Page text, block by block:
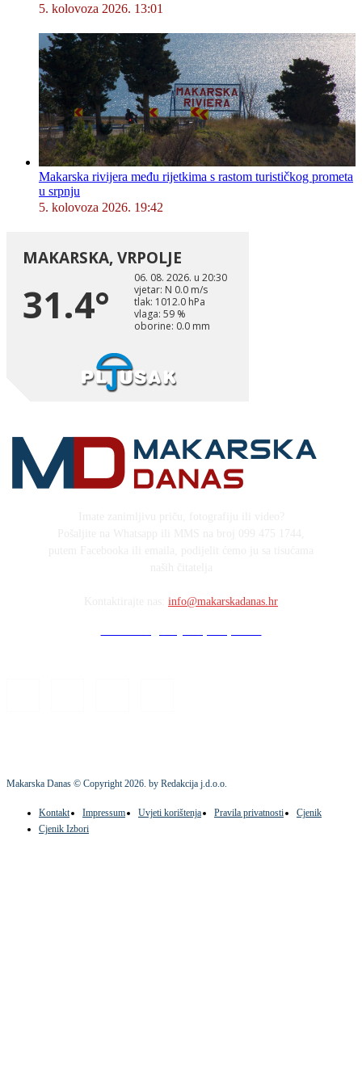
5. kolovoza 2026. 13:01
Makarska rivijera među rijetkima s rastom turističkog prometa
u srpnju
5. kolovoza 2026. 19:42
info@makarskadanas.hr
Makarska Danas © Copyright2026. by Redakcija j.d.o.o.
Kontakt Impressum Uvjeti korištenja Pravila privatnosti
Cjenik
Cjenik Izbori